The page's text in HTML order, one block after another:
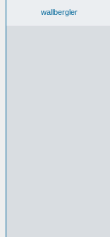
wallbergler